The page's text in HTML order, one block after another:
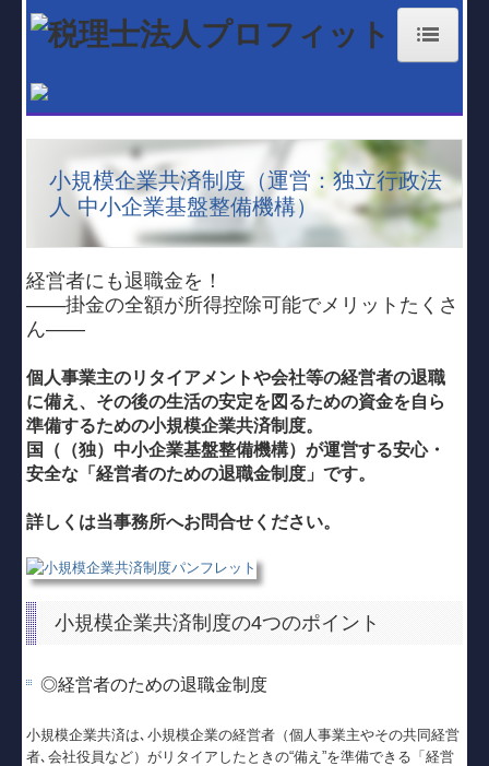
経営理念
業務案内
大分事務所
国東事務所
職員紹介
料金体系
補助金・助成金・融資情報
TKCコンテンツ
個人情報保護方針
小規模企業共済制度（運営：独立行政法
人 中小企業基盤整備機構）
経営者にも退職金を！
――掛金の全額が所得控除可能でメリットたくさ
ん――
個人事業主のリタイアメントや会社等の経営者の退職
に備え、その後の生活の安定を図るための資金を自ら
準備するための小規模企業共済制度。
国（（独）中小企業基盤整備機構）が運営する安心・
安全な「経営者のための退職金制度」です。
詳しくは当事務所へお問合せください。
小規模企業共済制度の4つのポイント
◎経営者のための退職金制度
小規模企業共済は､小規模企業の経営者（個人事業主やその共同経営
者､会社役員など）がリタイアしたときの“備え”を準備できる「経営